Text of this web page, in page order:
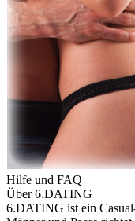
Hilfe und FAQ
Über 6.DATING
6.DATING ist ein